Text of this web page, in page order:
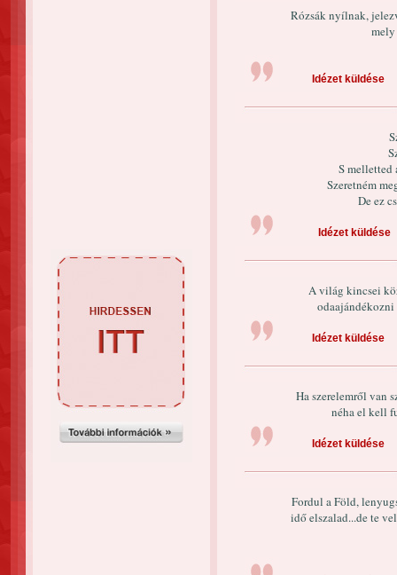
Rózsák nyílnak,
Idézet küldése
S melletted
Szeretném
De ez
Idézet küldése
A világ kincsei
Idézet küldése
Ha szerelemről van
néha el kell
Idézet küldése
Fordul a Föld,
idő elszalad...de te